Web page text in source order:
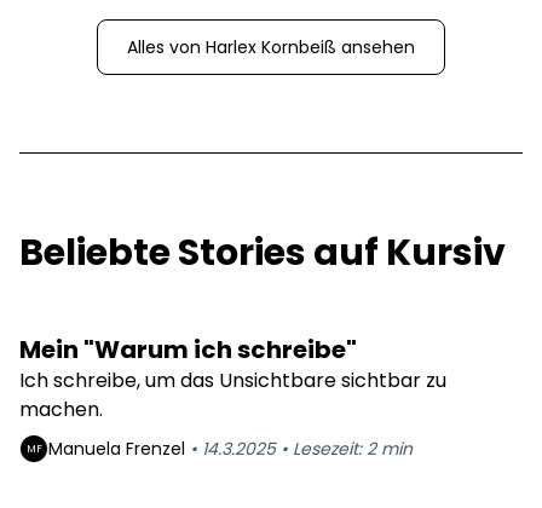
Alles von Harlex Kornbeiß ansehen
Beliebte Stories auf Kursiv
Mein "Warum ich schreibe"
Ich schreibe, um das Unsichtbare sichtbar zu
machen.
MF Manuela Frenzel • 14.3.2025• Lesezeit: 2min